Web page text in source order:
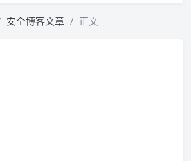
安全博客文章 正文